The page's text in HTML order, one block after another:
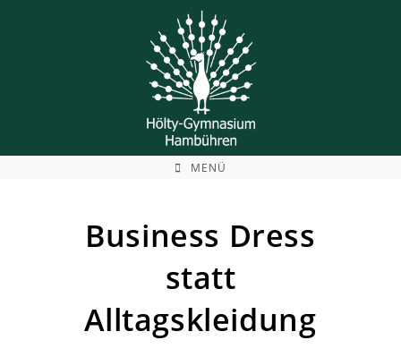
MENÜ
Business Dress
statt
Alltagskleidung